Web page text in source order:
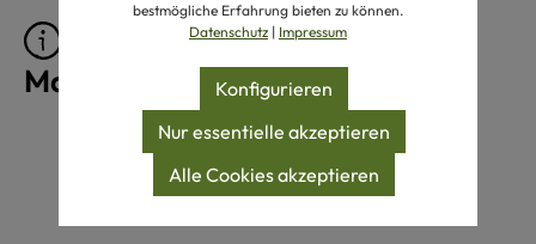
Pflegeprodukte für
Maschinenwäsche 60°C
Produktgalerie überspringen
bestmögliche Erfahrung bieten zu können.
Datenschutz | Impressum
Nur essentielle akzeptieren
Konfigurieren
Alle Cookies akzeptieren